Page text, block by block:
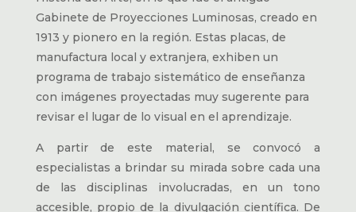
Gabinete de Proyecciones Luminosas, creado en
1913 y pionero en la región. Estas placas, de
manufactura local y extranjera, exhiben un
programa de trabajo sistemático de enseñanza
con imágenes proyectadas muy sugerente para
revisar el lugar de lo visual en el aprendizaje.
A partir de este material, se convocó a
especialistas a brindar su mirada sobre cada una
de las disciplinas involucradas, en un tono
accesible, propio de la divulgación científica. De